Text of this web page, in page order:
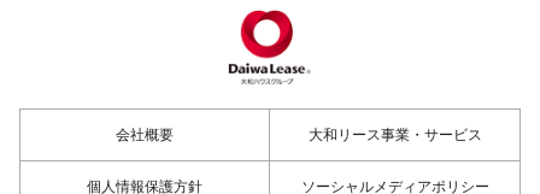
会社概要 大和リース事業・サービス
個人情報保護方針 ソーシャルメディアポリシー